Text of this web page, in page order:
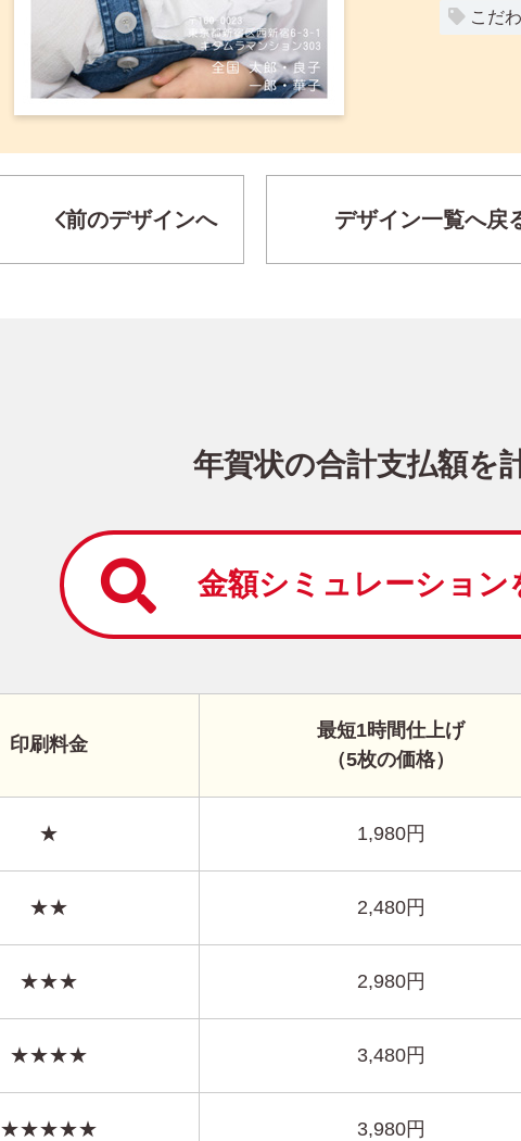
こだ
干支(午年)・
こだ
前のデザインへ デザイン一覧へ戻
年賀状の合計支払額を
金額シミュレーション
印刷料金
最短1時間仕上げ
（5枚の価格）
★ 1,980円
★★ 2,480円
★★★ 2,980円
★★★★ 3,480円
★★★★★ 3,980円